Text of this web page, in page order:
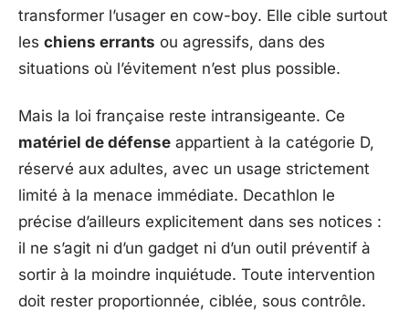
transformer l’usager en cow-boy. Elle cible surtout
les chiens errants ou agressifs, dans des
situations où l’évitement n’est plus possible.
Mais la loi française reste intransigeante. Ce
matériel de défense appartient à la catégorie D,
réservé aux adultes, avec un usage strictement
limité à la menace immédiate. Decathlon le
précise d’ailleurs explicitement dans ses notices :
il ne s’agit ni d’un gadget ni d’un outil préventif à
sortir à la moindre inquiétude. Toute intervention
doit rester proportionnée, ciblée, sous contrôle.